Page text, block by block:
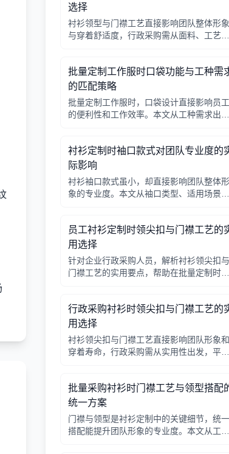
选择
衬衫领型与门襟工艺直接影响团队整体形象
与穿着舒适度，行政采购需从面料、工艺、
批量定制工作服时口袋功能与工种需
的匹配策略
批量定制工作服时，口袋设计直接影响员工
的便利性和工作效率。本文从工种需求出
衬衫定制时袖口款式对团队专业度的
际影响
衬衫袖口款式虽小，却直接影响团队整体形
象的专业度。本文从袖口类型、适用场景、
员工衬衫定制时领尖扣与门襟工艺的
用选择
针对企业行政采购人员，解析衬衫领尖扣与
门襟工艺的实用要点，帮助在批量定制时做
行政采购衬衫时领尖扣与门襟工艺的
用选择
衬衫领尖扣与门襟工艺直接影响团队形象和
穿着寿命，行政采购需从实用性出发，平衡
批量采购衬衫时门襟工艺与领型搭配
统一方案
门襟与领型是衬衫定制中的关键细节，统一
搭配能提升团队形象的专业度。本文从工艺